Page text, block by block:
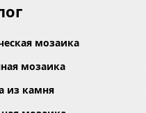
мозаика
мозаика
из камня